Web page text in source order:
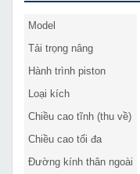
Model
Tải trọng nâng
Hành trình piston
Loại kích
Chiều cao tĩnh (thu về)
Chiều cao tối đa
Đường kính thân ngoài